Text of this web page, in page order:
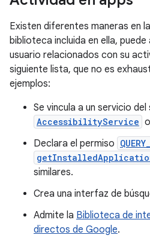
Existen diferentes maneras en
biblioteca incluida en ella,
usuario relacionados con su
siguiente lista, que no es
ejemplos:
Se vincula a un servicio
AccessibilityService o
Declara el permiso
similares.
Crea una interfaz de
Admite la Biblioteca de
directos de Google.